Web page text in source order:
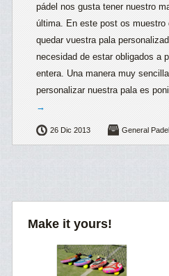
pádel nos gusta tener nuestro
última. En este post os muestro
quedar vuestra pala
necesidad de estar obligados a
entera. Una manera muy
personalizar nuestra pala es
→
26 Dic 2013 General Padel
Make it yours!